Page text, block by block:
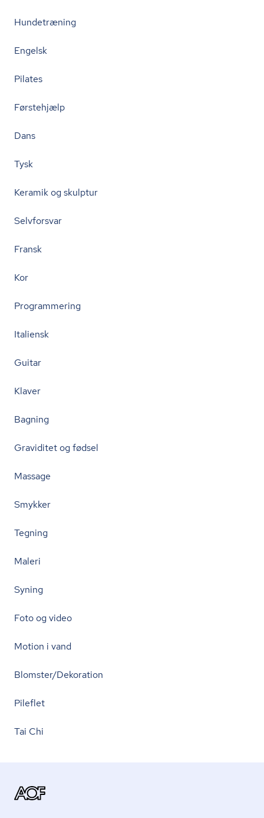
Hundetræning
Engelsk
Pilates
Førstehjælp
Dans
Tysk
Keramik og skulptur
Selvforsvar
Fransk
Kor
Programmering
Italiensk
Guitar
Klaver
Bagning
Graviditet og fødsel
Massage
Smykker
Tegning
Maleri
Syning
Foto og video
Motion i vand
Blomster/Dekoration
Pileflet
Tai Chi